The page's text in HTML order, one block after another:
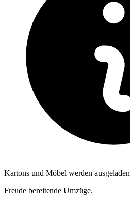
Kartons und Möbel werden ausgeladen
Freude bereitende Umzüge.